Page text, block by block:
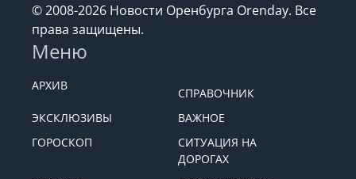
© 2008-2026 Новости Оренбурга Orenday. Все
права защищены.
Меню
АРХИВ
СПРАВОЧНИК
ЭКСКЛЮЗИВЫ
ВАЖНОЕ
ГОРОСКОП
СИТУАЦИЯ НА
ДОРОГАХ